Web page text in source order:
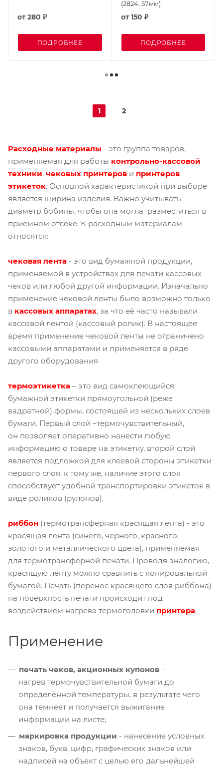
от280 ₽
ПОДРОБНЕЕ
(2824, 57мм)
от150 ₽
ПОДРОБНЕЕ
1 2
Расходные материалы - это группа товаров,
применяемая для работы контрольно-кассовой
техники, чековых принтеров и принтеров
этикеток. Основной характеристикой при выборе
является ширина изделия. Важно учитывать
диаметр бобины, чтобы она могла разместиться в
приемном отсеке. К расходным материалам
относятся:
чековая лента - это вид бумажной продукции,
применяемой в устройствах для печати кассовых
чеков или любой другой информации. Изначально
применение чековой ленты было возможно только
в кассовых аппаратах, за что её часто называли
кассовой лентой (кассовый ролик). В настоящее
время применение чековой ленты не ограничено
кассовыми аппаратами и применяется в ряде
другого оборудования
термоэтикетка – это вид самоклеющийся
бумажной этикетки прямоугольной (реже
вадратной) формы, состоящей из нескольких слоев
бумаги. Первый слой –термочувствительный,
он позволяет оперативно нанести любую
информацию о товаре на этикетку, второй слой
является подложкой для клеевой стороны этикетки
первого слоя, к тому же, наличие этого слоя
способствует удобной транспортировки этикеток в
виде роликов (рулонов).
риббон (термотрансферная красящая лента) - это
красящая лента (синего, черного, красного,
золотого и металлического цвета), применяемая
для термотрансферной печати. Проводя аналогию,
красящую ленту можно сравнить с копировальной
бумагой. Печать (перенос красящего слоя риббона)
на поверхность печати происходит под
воздействием нагрева термоголовки принтера.
Применение
печать чеков, акционных купонов -
нагрев термочувствительной бумаги до
определённой температуры, в результате чего
она темнеет и получается выжигание
информации на листе;
маркировка продукции - нанесение условных
знаков, букв, цифр, графических знаков или
надписей на объект с целью его дальнейшей